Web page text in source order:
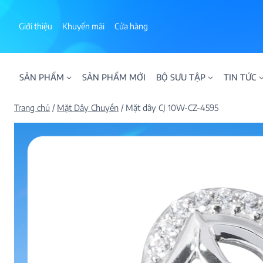
Giới thiệu Khuyến mãi Cửa hàng
SẢN PHẨM SẢN PHẨM MỚI BỘ SƯU TẬP
ALPHA AURA
BST BLOOM
BST NHẪN KIM
BST NHẪN NAM
BST SWEETIES
FAMILY
TIN TỨC
Trang chủ / Mặt Dây Chuyền / Mặt dây CJ 10W-CZ-4595